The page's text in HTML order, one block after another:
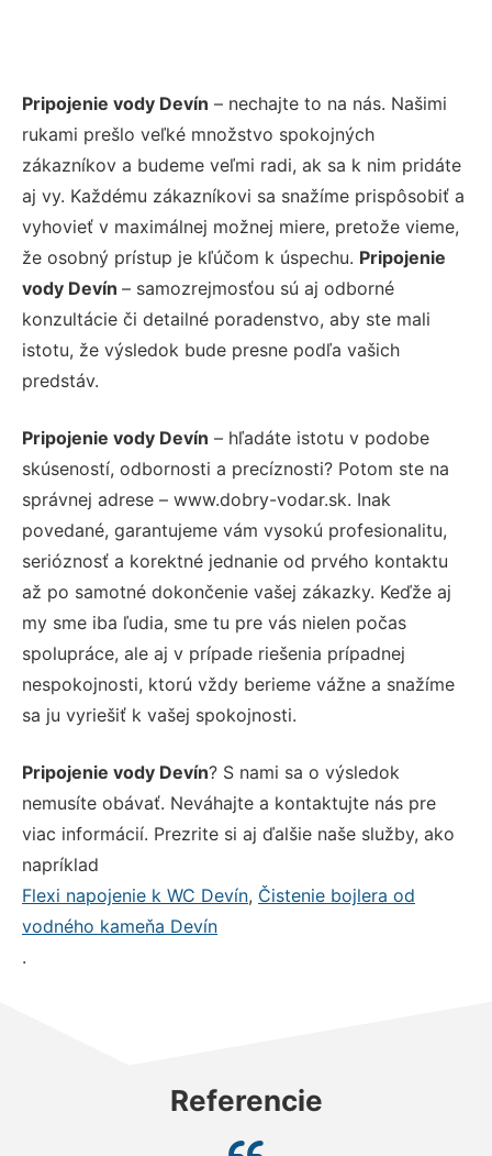
Pripojenie vody Devín – nechajte to na nás. Našimi
rukami prešlo veľké množstvo spokojných
zákazníkov a budeme veľmi radi, ak sa k nim pridáte
aj vy. Každému zákazníkovi sa snažíme prispôsobiť a
vyhovieť v maximálnej možnej miere, pretože vieme,
že osobný prístup je kľúčom k úspechu. Pripojenie
vody Devín – samozrejmosťou sú aj odborné
konzultácie či detailné poradenstvo, aby ste mali
istotu, že výsledok bude presne podľa vašich
predstáv.
Pripojenie vody Devín – hľadáte istotu v podobe
skúseností, odbornosti a precíznosti? Potom ste na
správnej adrese – www.dobry-vodar.sk. Inak
povedané, garantujeme vám vysokú profesionalitu,
serióznosť a korektné jednanie od prvého kontaktu
až po samotné dokončenie vašej zákazky. Keďže aj
my sme iba ľudia, sme tu pre vás nielen počas
spolupráce, ale aj v prípade riešenia prípadnej
nespokojnosti, ktorú vždy berieme vážne a snažíme
sa ju vyriešiť k vašej spokojnosti.
Pripojenie vody Devín? S nami sa o výsledok
nemusíte obávať. Neváhajte a kontaktujte nás pre
viac informácií. Prezrite si aj ďalšie naše služby, ako
napríklad
Flexi napojenie k WC Devín, Čistenie bojlera od
vodného kameňa Devín
.
Referencie